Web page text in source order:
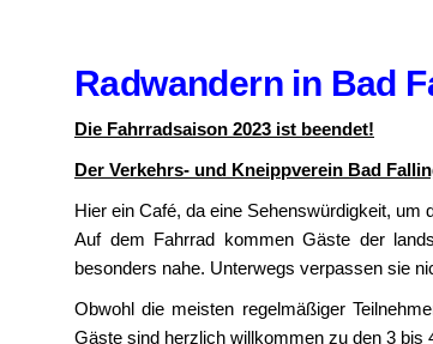
Radwandern in Bad
Die Fahrradsaison 2023 ist beendet!
Der Verkehrs- und Kneippverein Bad
Hier ein Café, da eine Sehenswürdigkeit, um
Auf dem Fahrrad kommen Gäste der
besonders nahe. Unterwegs verpassen sie
Obwohl die meisten regelmäßiger
Gäste sind herzlich willkommen zu den 3 bis